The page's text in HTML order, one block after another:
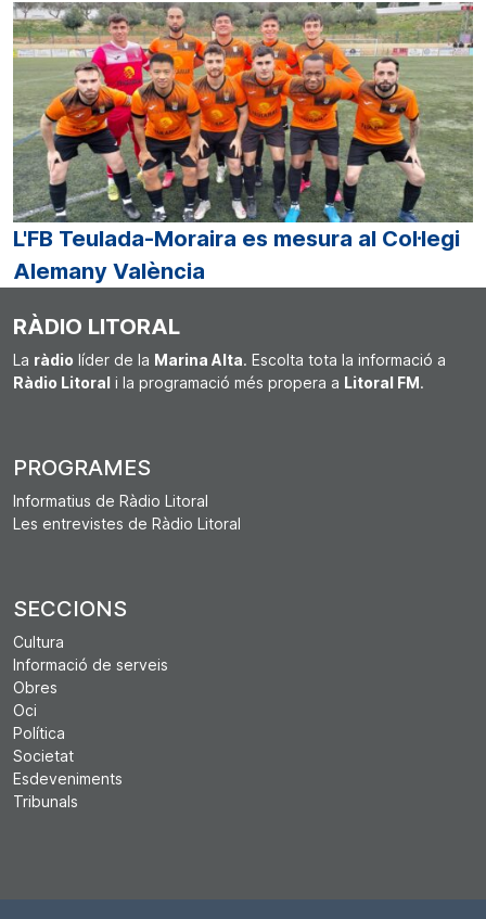
L'FB Teulada-Moraira es mesura al Col·legi
Alemany València
RÀDIO LITORAL
La ràdio líder de la Marina Alta. Escolta tota la informació a
Ràdio Litoral i la programació més propera a Litoral FM.
PROGRAMES
Informatius de Ràdio Litoral
Les entrevistes de Ràdio Litoral
SECCIONS
Cultura
Informació de serveis
Obres
Oci
Política
Societat
Esdeveniments
Tribunals